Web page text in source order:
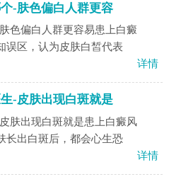
-肤色偏白人群更容
色偏白人群更容易患上白癜
误区，认为皮肤白皙代表
详情
-皮肤出现白斑就是
肤出现白斑就是患上白癜风
长出白斑后，都会心生恐
详情